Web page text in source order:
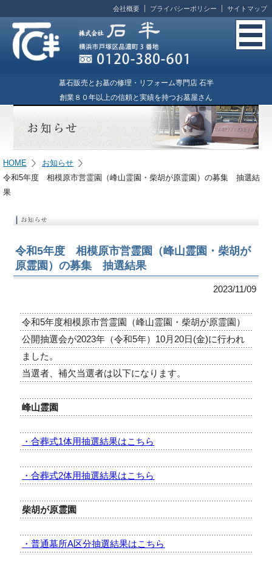
会社概要 プライバシーポリシー サイトマップ
墓石販売とお墓の修理・リフォーム専門店 石半
創業８０年以上の信頼と実績を持つお墓屋さん
HOME
お知らせ
令和5年度 相模原市営霊園（峰山霊園・柴胡が原霊園）の募集 抽選結
果
令和5年度 相模原市営霊園（峰山霊園・柴胡が
原霊園）の募集 抽選結果
2023/11/09
令和5年度相模原市営霊園（峰山霊園・柴胡が原霊園）
公開抽選会が2023年（令和5年）10月20日(金)に行われ
ました。
当選者、補欠当選者は以下になります。
峰山霊園
・合葬式1体用抽選結果はこちら
・合葬式2体用抽選結果はこちら
柴胡が原霊園
・普通墓所A区分抽選結果はこちら